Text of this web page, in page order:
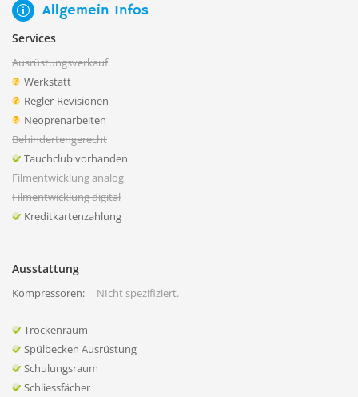
Allgemein Infos
Services
Ausrüstungsverkauf
Werkstatt
Regler-Revisionen
Neoprenarbeiten
Behindertengerecht
Tauchclub vorhanden
Filmentwicklung analog
Filmentwicklung digital
Kreditkartenzahlung
Ausstattung
Kompressoren: NIcht spezifiziert.
Trockenraum
Spülbecken Ausrüstung
Schulungsraum
Schliessfächer